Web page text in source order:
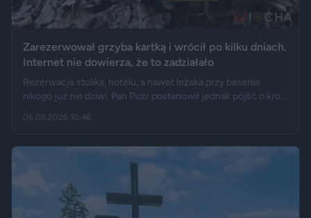
Zarezerwował grzyba kartką i wrócił po kilku dniach.
Internet nie dowierza, że to zadziałało
Rezerwacja stolika, hotelu, a nawet leżaka przy basenie
nikogo już nie dziwi. Pan Piotr postanowił jednak pójść o krok
06.08.2026 10:46